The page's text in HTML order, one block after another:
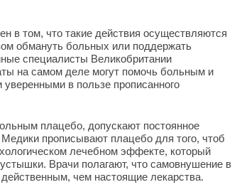
в том, что такие действия осуществляются
обмануть больных или поддержать
специалисты Великобритании
на самом деле могут помочь больным и
в пользе прописанного
плацебо, допускают постоянное
прописывают плацебо для того, чтоб
лечебном эффекте, который
Врачи полагают, что самовнушение в
чем настоящие лекарства.